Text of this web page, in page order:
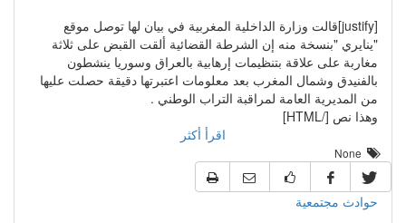
[justify]قالت وزارة الداخلية المغربية في بيان لها توصل موقع
"ينايري "بنسخة منه إن الشرطة القضائية ألقت القبض على ثلاثة
مغاربة على علاقة بتنظيمات إرهابية بالعراق وسوريا ينشطون
بالفنيدق وشمال المغرب بعد معلومات اعتبرتها دقيقة حصلت عليها
من المديرية العامة لمراقبة التراب الوطني .
وهذا نص [/HTML]
اقرأ أكثر
None
حوادث مجتمعية